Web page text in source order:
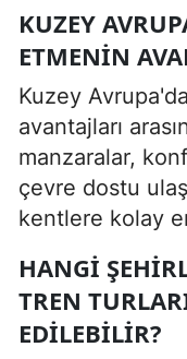
KUZEY
ETMENIN
Kuzey
avantajları
manzaralar,
çevre dostu
kentlere kolay
HANGI
TREN
EDILEBILIR?